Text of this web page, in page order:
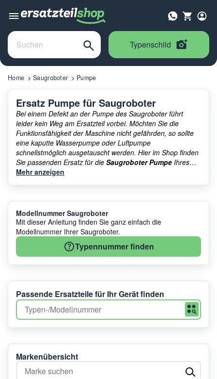
Typenschild
Home Saugroboter Pumpe
Ersatz Pumpe für Saugroboter
Bei einem Defekt an der Pumpe des Saugroboter führt
leider kein Weg am Ersatzteil vorbei. Möchten Sie die
Funktionsfähigkeit der Maschine nicht gefährden, so sollte
eine kaputte Wasserpumpe oder Luftpumpe
schnellstmöglich ausgetauscht werden. Hier im Shop finden
Sie passenden Ersatz für die Saugroboter Pumpe Ihres
Geräts, wie z.B. die Ecovacs Deebot Ozmo 930
Mehr anzeigen
Modellnummer Saugroboter
Mit dieser Anleitung finden Sie ganz einfach die
Modellnummer Ihrer Saugroboter.
Typennummer finden
Passende Ersatzteile für Ihr Gerät finden
Markenübersicht
Marke suchen